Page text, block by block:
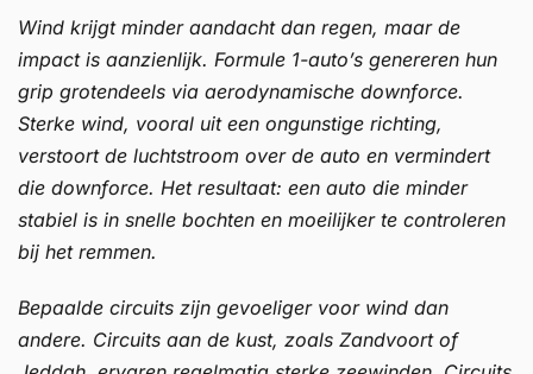
Wind krijgt minder aandacht dan regen, maar de
impact is aanzienlijk. Formule 1-auto’s genereren hun
grip grotendeels via aerodynamische downforce.
Sterke wind, vooral uit een ongunstige richting,
verstoort de luchtstroom over de auto en vermindert
die downforce. Het resultaat: een auto die minder
stabiel is in snelle bochten en moeilijker te controleren
bij het remmen.
Bepaalde circuits zijn gevoeliger voor wind dan
andere. Circuits aan de kust, zoals Zandvoort of